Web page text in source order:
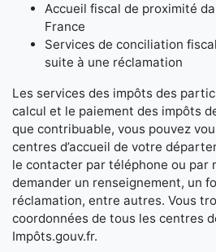
Accueil fiscal de proximité
France
Services de conciliation
suite à une réclamation
Les services des impôts des
calcul et le paiement des impôts
que contribuable, vous pouvez
centres d’accueil de votre
le contacter par téléphone ou par
demander un renseignement, un
réclamation, entre autres. Vous
coordonnées de tous les centres
Impôts.gouv.fr.